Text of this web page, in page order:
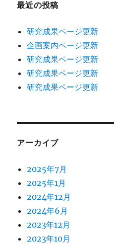
最近の投稿
研究成果ページ更新
企画案内ページ更新
研究成果ページ更新
研究成果ページ更新
研究成果ページ更新
アーカイブ
2025年7月
2025年1月
2024年12月
2024年6月
2023年12月
2023年10月